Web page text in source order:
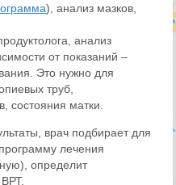
), анализ мазков,
анализ
от показаний –
Это нужно для
труб,
состояния матки.
врач подбирает для
лечения
определит